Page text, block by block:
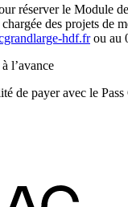
réserver le Module
des projets de
hdf.frou au
l’avance
de payer avec le